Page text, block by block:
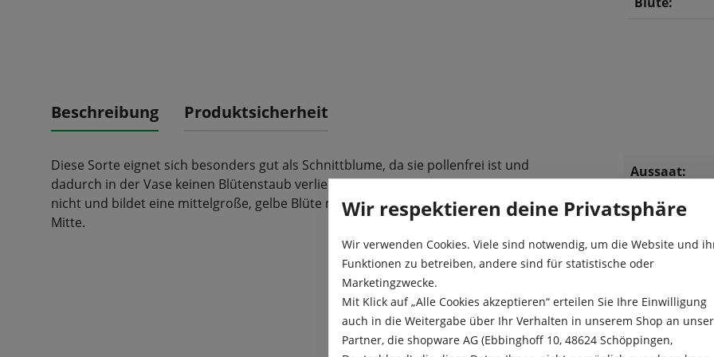
Beschreibung Produktsicherheit
Diese Sorte eignet sich besonders gut als Schnittblume, da sie pollenfrei ist und
dadurch in der Vase keinen Blütenstaub verliert. Diese Sorte verzweigt sich
nicht und bildet eine mittelgroße, gelbe Blüte mit kontrastreicher, dunkler
Mitte.
Aussaat:
Aussaattiefe:
Farbe:
Höhe:
Inhalt
Wir respektieren deine Privatsphäre
Wir verwenden Cookies. Viele sind notwendig, um die Website und
Funktionen zu betreiben, andere sind für statistische oder
Marketingzwecke.
Mit Klick auf „Alle Cookies akzeptieren“ erteilen Sie Ihre Einwilligung
auch in die Weitergabe über Ihr Verhalten in unserem Shop an
Partner, die shopware AG (Ebbinghoff 10, 48624 Schöppingen,